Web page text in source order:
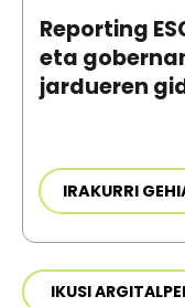
Reporting
eta
jardueren
IRAKURRI
IKUSI